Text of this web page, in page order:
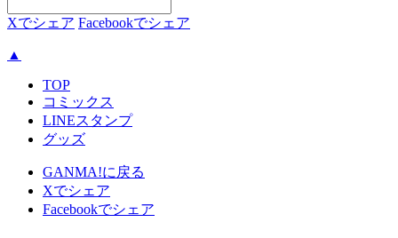
Xでシェア Facebookでシェア
▲
TOP
コミックス
LINEスタンプ
グッズ
GANMA!に戻る
Xでシェア
Facebookでシェア